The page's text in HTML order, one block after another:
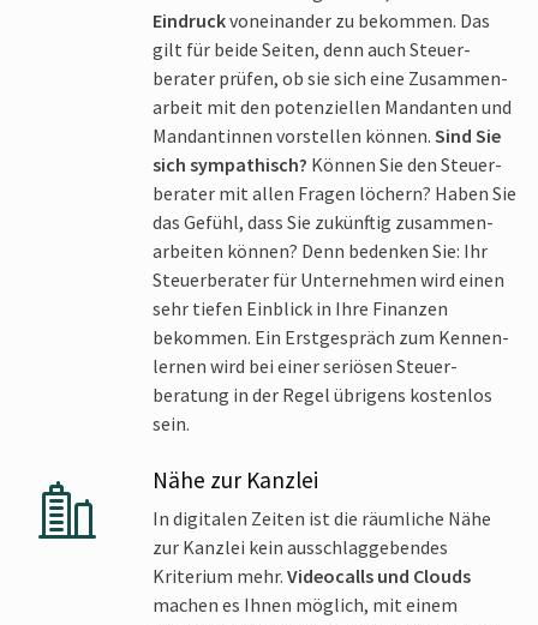
Eindruckvonein­ander zu bekommen. Das
gilt für beide Seiten, denn auch Steuer­
berater prüfen, ob sie sich eine Zusammen­
arbeit mit den poten­ziellen Mandanten und
Mandantinnen vorstellen können. Sind Sie
sich sympathisch? Können Sie den Steuer­
berater mit allen Fragen löchern? Haben Sie
das Gefühl, dass Sie zukünftig zusammen­
arbeiten können? Denn bedenken Sie: Ihr
Steuer­berater für Unternehmen wird einen
sehr tiefen Einblick in Ihre Finanzen
bekommen. Ein Erst­gespräch zum Kennen­
lernen wird bei einer seriösen Steuer­
beratung in der Regel übrigens kostenlos
sein.
Nähe zur Kanzlei
In digitalen Zeiten ist die räumliche Nähe
zur Kanzlei kein ausschlag­gebendes
Kriterium mehr. Videocalls und Clouds
machen es Ihnen möglich, mit einem